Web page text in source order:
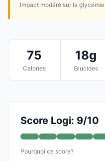
Impact modéré sur la glycémie
75
Calories
18g
Glucides
Score Logi: 9/10
Pourquoi ce score?